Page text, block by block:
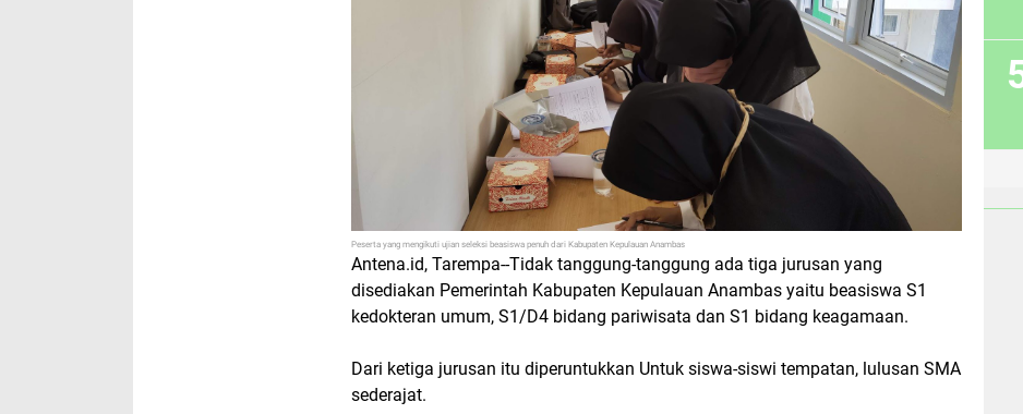
Peserta yang mengikuti ujian seleksi beasiswa penuh dari Kabupaten Kepulauan Anambas
Antena.id, Tarempa--Tidak tanggung-tanggung ada tiga jurusan yang
disediakan Pemerintah Kabupaten Kepulauan Anambas yaitu beasiswa S1
kedokteran umum, S1/D4 bidang pariwisata dan S1 bidang keagamaan.
Dari ketiga jurusan itu diperuntukkan Untuk siswa-siswi tempatan, lulusan SMA
sederajat.